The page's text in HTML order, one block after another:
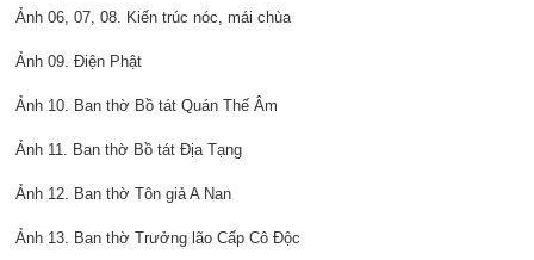
Ảnh 06, 07, 08. Kiến trúc nóc, mái chùa
Ảnh 09. Điện Phật
Ảnh 10. Ban thờ Bồ tát Quán Thế Âm
Ảnh 11. Ban thờ Bồ tát Địa Tạng
Ảnh 12. Ban thờ Tôn giả A Nan
Ảnh 13. Ban thờ Trưởng lão Cấp Cô Độc